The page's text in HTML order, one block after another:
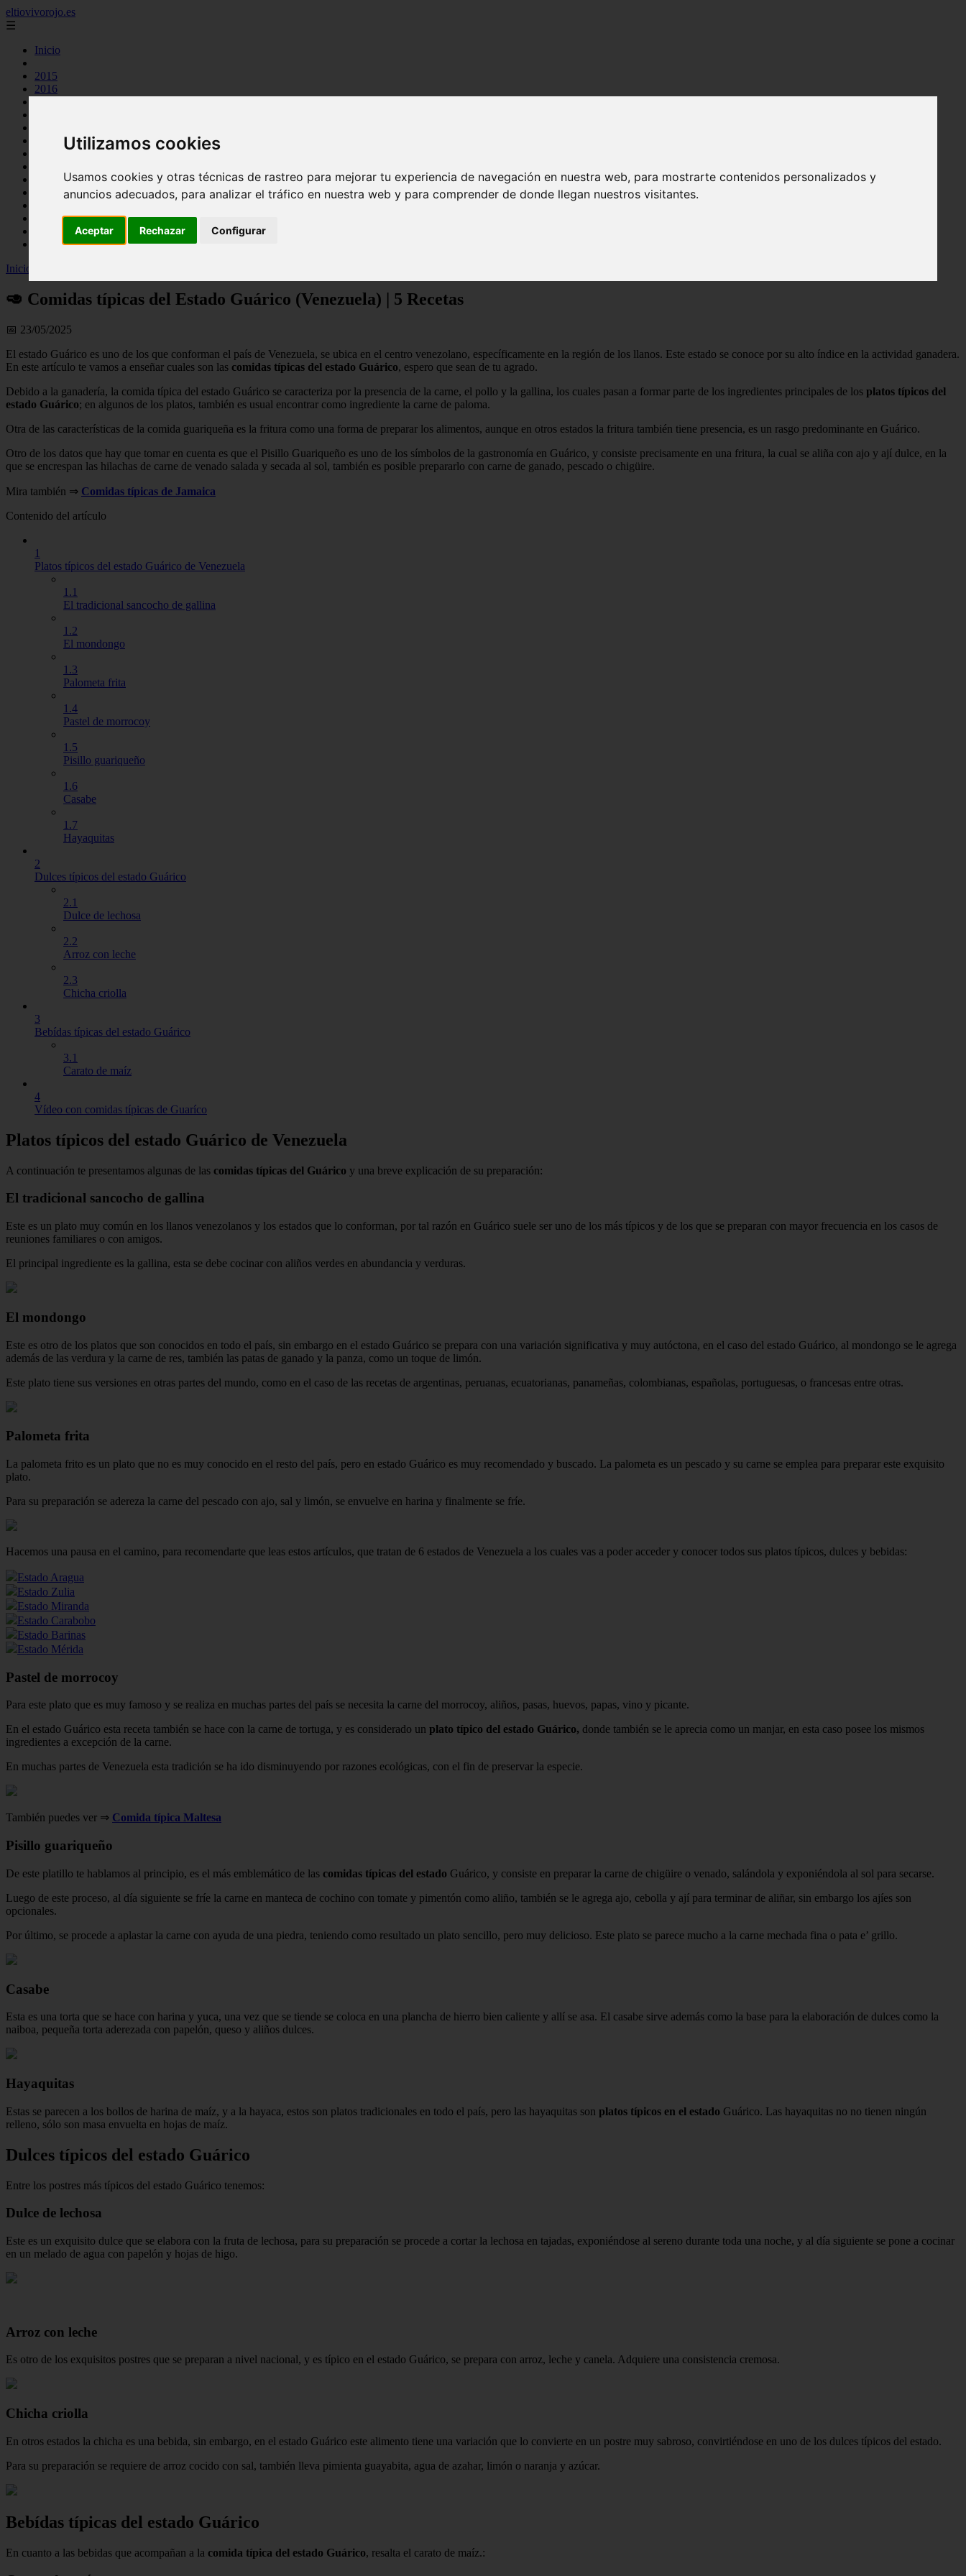
Utilizamos cookies
Usamos cookies y otras técnicas de rastreo para mejorar tu experiencia de navegación en nuestra web, para mostrarte contenidos personalizados y
anuncios adecuados, para analizar el tráfico en nuestra web y para comprender de donde llegan nuestros visitantes.
Aceptar Rechazar Configurar
eltiovivorojo.es
☰
Inicio
2015
2016
espana
postres
reposteria
venezuela
verduras
Inicio
🥑 Comidas típicas del Estado Guárico (Venezuela) | 5 Recetas
📅 23/05/2025
El estado Guárico es uno de los que conforman el país de Venezuela, se ubica en el centro venezolano, específicamente en la región de los llanos. Este estado se conoce por su alto índice en la actividad ganadera.
En este artículo te vamos a enseñar cuales son las comidas típicas del estado Guárico, espero que sean de tu agrado.
Debido a la ganadería, la comida típica del estado Guárico se caracteriza por la presencia de la carne, el pollo y la gallina, los cuales pasan a formar parte de los ingredientes principales de los platos típicos del
estado Guárico; en algunos de los platos, también es usual encontrar como ingrediente la carne de paloma.
Otra de las características de la comida guariqueña es la fritura como una forma de preparar los alimentos, aunque en otros estados la fritura también tiene presencia, es un rasgo predominante en Guárico.
Otro de los datos que hay que tomar en cuenta es que el Pisillo Guariqueño es uno de los símbolos de la gastronomía en Guárico, y consiste precisamente en una fritura, la cual se aliña con ajo y ají dulce, en la
que se encrespan las hilachas de carne de venado salada y secada al sol, también es posible prepararlo con carne de ganado, pescado o chigüire.
Mira también ⇒ Comidas típicas de Jamaica
Contenido del artículo
1
Platos típicos del estado Guárico de Venezuela
1.1
El tradicional sancocho de gallina
1.2
El mondongo
1.3
Palometa frita
1.4
Pastel de morrocoy
1.5
Pisillo guariqueño
1.6
Casabe
1.7
Hayaquitas
2
Dulces típicos del estado Guárico
2.1
Dulce de lechosa
2.2
Arroz con leche
2.3
Chicha criolla
3
Bebídas típicas del estado Guárico
3.1
Carato de maíz
4
Vídeo con comidas típicas de Guaríco
Platos típicos del estado Guárico de Venezuela
A continuación te presentamos algunas de las comidas típicas del Guárico y una breve explicación de su preparación:
El tradicional sancocho de gallina
Este es un plato muy común en los llanos venezolanos y los estados que lo conforman, por tal razón en Guárico suele ser uno de los más típicos y de los que se preparan con mayor frecuencia en los casos de
reuniones familiares o con amigos.
El principal ingrediente es la gallina, esta se debe cocinar con aliños verdes en abundancia y verduras.
El mondongo
Este es otro de los platos que son conocidos en todo el país, sin embargo en el estado Guárico se prepara con una variación significativa y muy autóctona, en el caso del estado Guárico, al mondongo se le agrega
además de las verdura y la carne de res, también las patas de ganado y la panza, como un toque de limón.
Este plato tiene sus versiones en otras partes del mundo, como en el caso de las recetas de argentinas, peruanas, ecuatorianas, panameñas, colombianas, españolas, portuguesas, o francesas entre otras.
Palometa frita
La palometa frito es un plato que no es muy conocido en el resto del país, pero en estado Guárico es muy recomendado y buscado. La palometa es un pescado y su carne se emplea para preparar este exquisito
plato.
Para su preparación se adereza la carne del pescado con ajo, sal y limón, se envuelve en harina y finalmente se fríe.
Hacemos una pausa en el camino, para recomendarte que leas estos artículos, que tratan de 6 estados de Venezuela a los cuales vas a poder acceder y conocer todos sus platos típicos, dulces y bebidas:
Estado Aragua
Estado Zulia
Estado Miranda
Estado Carabobo
Estado Barinas
Estado Mérida
Pastel de morrocoy
Para este plato que es muy famoso y se realiza en muchas partes del país se necesita la carne del morrocoy, aliños, pasas, huevos, papas, vino y picante.
En el estado Guárico esta receta también se hace con la carne de tortuga, y es considerado un plato típico del estado Guárico, donde también se le aprecia como un manjar, en esta caso posee los mismos
ingredientes a excepción de la carne.
En muchas partes de Venezuela esta tradición se ha ido disminuyendo por razones ecológicas, con el fin de preservar la especie.
También puedes ver ⇒ Comida típica Maltesa
Pisillo guariqueño
De este platillo te hablamos al principio, es el más emblemático de las comidas típicas del estado Guárico, y consiste en preparar la carne de chigüire o venado, salándola y exponiéndola al sol para secarse.
Luego de este proceso, al día siguiente se fríe la carne en manteca de cochino con tomate y pimentón como aliño, también se le agrega ajo, cebolla y ají para terminar de aliñar, sin embargo los ajíes son
opcionales.
Por último, se procede a aplastar la carne con ayuda de una piedra, teniendo como resultado un plato sencillo, pero muy delicioso. Este plato se parece mucho a la carne mechada fina o pata e’ grillo.
Casabe
Esta es una torta que se hace con harina y yuca, una vez que se tiende se coloca en una plancha de hierro bien caliente y allí se asa. El casabe sirve además como la base para la elaboración de dulces como la
naiboa, pequeña torta aderezada con papelón, queso y aliños dulces.
Hayaquitas
Estas se parecen a los bollos de harina de maíz, y a la hayaca, estos son platos tradicionales en todo el país, pero las hayaquitas son platos típicos en el estado Guárico. Las hayaquitas no no tienen ningún
relleno, sólo son masa envuelta en hojas de maíz.
Dulces típicos del estado Guárico
Entre los postres más típicos del estado Guárico tenemos:
Dulce de lechosa
Este es un exquisito dulce que se elabora con la fruta de lechosa, para su preparación se procede a cortar la lechosa en tajadas, exponiéndose al sereno durante toda una noche, y al día siguiente se pone a cocinar
en un melado de agua con papelón y hojas de higo.
Arroz con leche
Es otro de los exquisitos postres que se preparan a nivel nacional, y es típico en el estado Guárico, se prepara con arroz, leche y canela. Adquiere una consistencia cremosa.
Chicha criolla
En otros estados la chicha es una bebida, sin embargo, en el estado Guárico este alimento tiene una variación que lo convierte en un postre muy sabroso, convirtiéndose en uno de los dulces típicos del estado.
Para su preparación se requiere de arroz cocido con sal, también lleva pimienta guayabita, agua de azahar, limón o naranja y azúcar.
Bebídas típicas del estado Guárico
En cuanto a las bebidas que acompañan a la comida típica del estado Guárico, resalta el carato de maíz.: